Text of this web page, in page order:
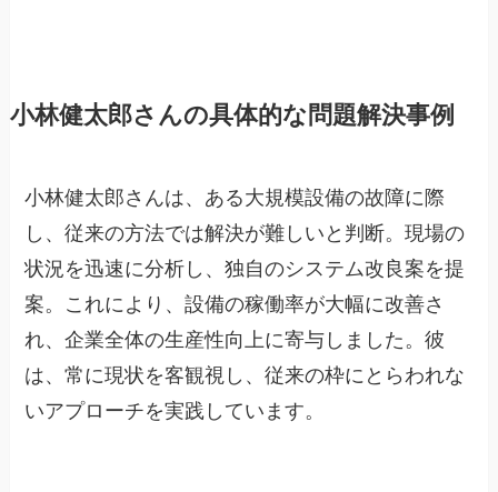
小林健太郎さんの具体的な問題解決事例
小林健太郎さんは、ある大規模設備の故障に際
し、従来の方法では解決が難しいと判断。現場の
状況を迅速に分析し、独自のシステム改良案を提
案。これにより、設備の稼働率が大幅に改善さ
れ、企業全体の生産性向上に寄与しました。彼
は、常に現状を客観視し、従来の枠にとらわれな
いアプローチを実践しています。